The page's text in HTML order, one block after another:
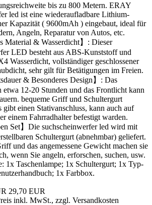
bis zu 800 Metern. ERAY
led ist eine wiederaufladbare Lithium-
Kapazität ( 9600mAh ) eingebaut, ideal für
Angeln, Reparatur von Autos, etc.
Material & Wasserdicht】: Dieser
LED besteht aus ABS-Kunststoff und
Wasserdicht, vollständiger geschlossener
sehr gilt für Betätigungen im Freien.
& Besonderes Design】: Das
etwa 12-20 Stunden und das Frontlicht kann
bequeme Griff und Schultergurt
gibt einen Stativanschluss, kann auch auf
einem Fahrradhalter befestigt warden.
Set】Die suchscheinwerfer led wird mit
Schultergurt (abnehmbar) geliefert.
und das angemessene Gewicht machen sie
wenn Sie angeln, erforschen, suchen, usw.
1x Taschenlampe; 1x Schultergurt; 1x Typ-
1x Farbbox.
29,70 EUR
inkl. MwSt., zzgl. Versandkosten